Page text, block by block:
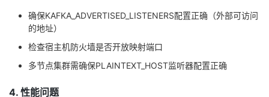
确保KAFKA_ADVERTISED_LISTENERS配置正确（外部可访问
的地址）
检查宿主机防火墙是否开放映射端口
多节点集群需确保PLAINTEXT_HOST监听器配置正确
4. 性能问题